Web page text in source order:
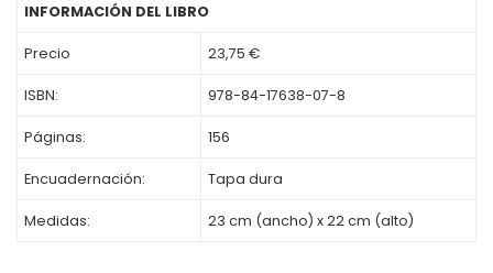
INFORMACIÓN DEL LIBRO
Precio 23,75 €
ISBN: 978-84-17638-07-8
Páginas: 156
Encuadernación: Tapa dura
Medidas: 23 cm (ancho) x 22 cm (alto)